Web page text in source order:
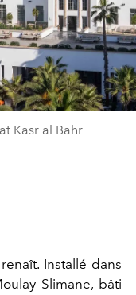
Kasr al Bahr
Installé dans
Slimane, bâti